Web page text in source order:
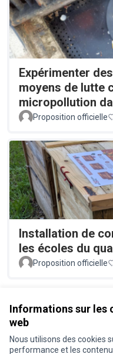
Informations sur les
web
Nous utilisons des cookies
performance et les
Expérimenter
moyens de lutte
micropollution
Proposition officielle
Installation de
les écoles du
Proposition officielle
Conditions d'utilisation